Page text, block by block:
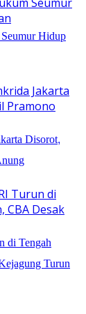
Hidup
Disorot,
di Tengah
Turun